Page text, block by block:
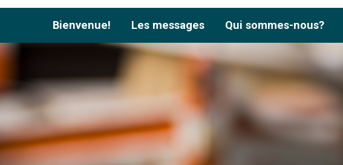
Bienvenue! Les messages Qui sommes-nous?